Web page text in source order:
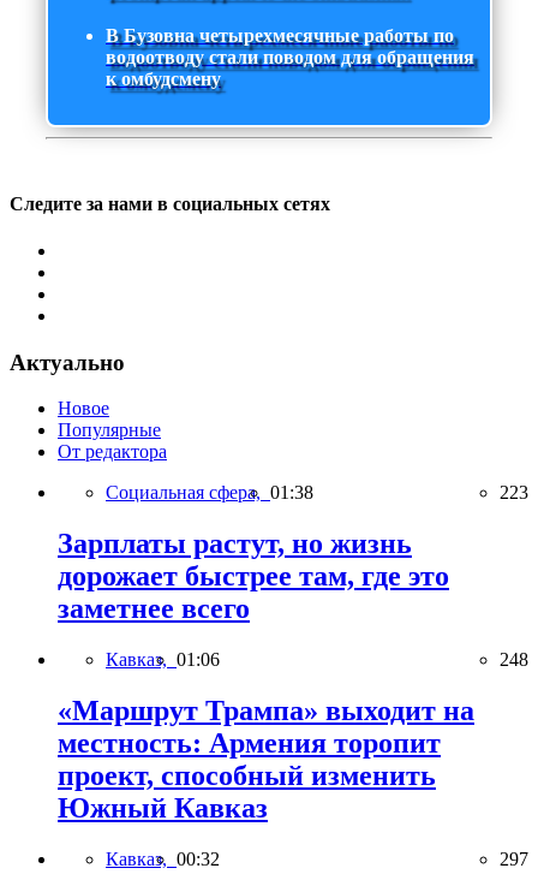
В Бузовна четырехмесячные работы по
водоотводу стали поводом для обращения
к омбудсмену
Следите за нами в социальных сетях
Актуально
Новое
Популярные
От редактора
Социальная сфера, 01:38 223
Зарплаты растут, но жизнь
дорожает быстрее там, где это
заметнее всего
Кавказ, 01:06 248
«Маршрут Трампа» выходит на
местность: Армения торопит
проект, способный изменить
Южный Кавказ
Кавказ, 00:32 297